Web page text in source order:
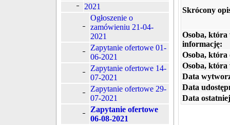
2021
Ogłoszenie o
zamówieniu 21-04-
2021
Zapytanie ofertowe 01-
06-2021
Zapytanie ofertowe 14-
07-2021
Zapytanie ofertowe 29-
07-2021
Zapytanie ofertowe
06-08-2021
Skrócony
Osoba, która
informację:
Osoba, która
Osoba, która
Data
Data
Data